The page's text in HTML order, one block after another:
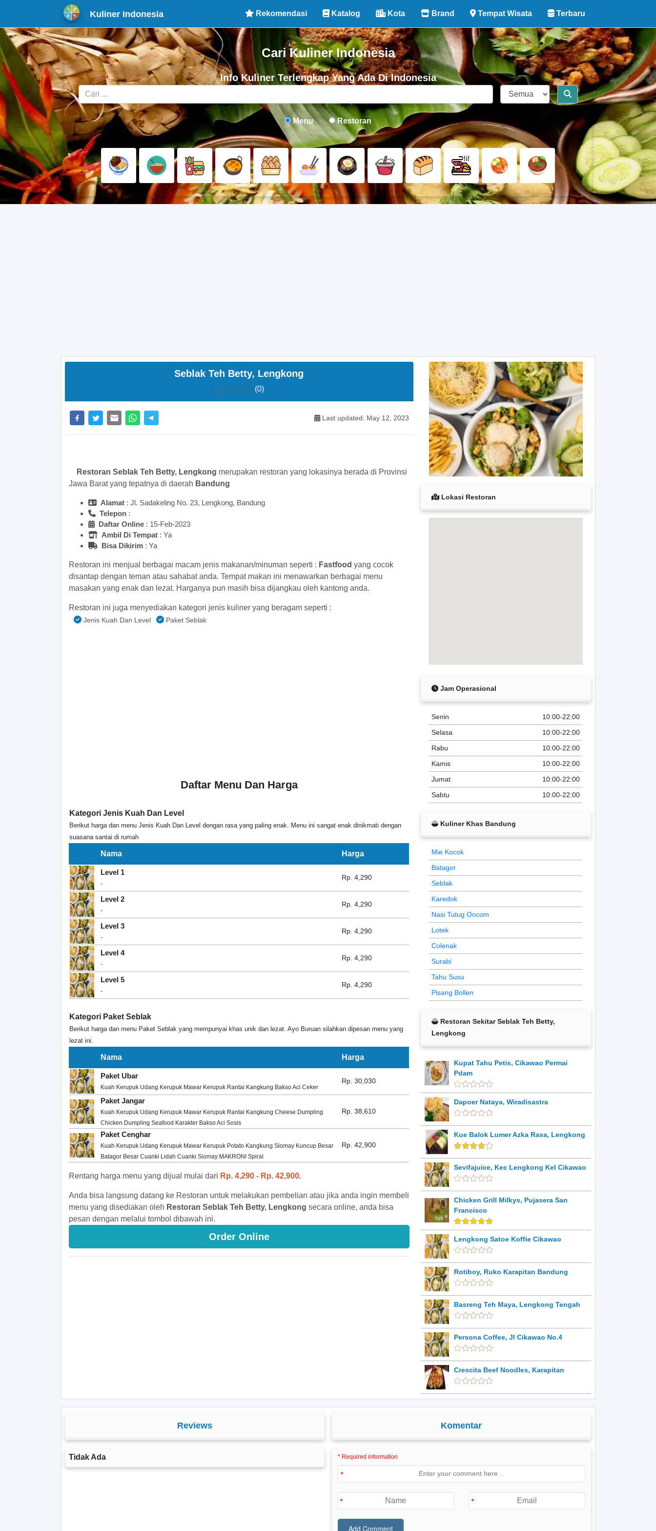
Kuliner Indonesia Rekomendasi Katalog Kota Brand Tempat Wisata Terbaru
Cari Kuliner Indonesia
Info Kuliner Terlengkap Yang Ada Di Indonesia
Menu Restoran
Seblak Teh Betty, Lengkong
(0)
Last updated: May 12, 2023
Restoran Seblak Teh Betty, Lengkong merupakan restoran yang lokasinya berada di Provinsi
Jawa Barat yang tepatnya di daerah Bandung
Alamat : Jl. Sadakeling No. 23, Lengkong, Bandung
Telepon :
Daftar Online : 15-Feb-2023
Ambil Di Tempat : Ya
Bisa Dikirim : Ya
Restoran ini menjual berbagai macam jenis makanan/minuman seperti : Fastfood yang cocok
disantap dengan teman atau sahabat anda. Tempat makan ini menawarkan berbagai menu
masakan yang enak dan lezat. Harganya pun masih bisa dijangkau oleh kantong anda.
Restoran ini juga menyediakan kategori jenis kuliner yang beragam seperti :
Jenis Kuah Dan Level Paket Seblak
Daftar Menu Dan Harga
Kategori Jenis Kuah Dan Level
Berikut harga dan menu Jenis Kuah Dan Level dengan rasa yang paling enak. Menu ini sangat enak dinikmati dengan
suasana santai di rumah
Nama Harga
Level 1
-
Rp. 4,290
Level 2
-
Rp. 4,290
Level 3
-
Rp. 4,290
Level 4
-
Rp. 4,290
Level 5
-
Rp. 4,290
Kategori Paket Seblak
Berikut harga dan menu Paket Seblak yang mempunyai khas unik dan lezat. Ayo Buruan silahkan dipesan menu yang
lezat ini.
Nama Harga
Paket Ubar
Kuah Kerupuk Udang Kerupuk Mawar Kerupuk Rantai Kangkung Bakso Aci Ceker
Rp. 30,030
Paket Jangar
Kuah Kerupuk Udang Kerupuk Mawar Kerupuk Rantai Kangkung Cheese Dumpling
Chicken Dumpling Seafood Karakter Bakso Aci Sosis
Rp. 38,610
Paket Cenghar
Kuah Kerupuk Udang Kerupuk Mawar Kerupuk Potato Kangkung Siomay Kuncup Besar
Batagor Besar Cuanki Lidah Cuanki Siomay MAKRONI Spiral
Rp. 42,900
Rentang harga menu yang dijual mulai dari Rp. 4,290 - Rp. 42,900.
Anda bisa langsung datang ke Restoran untuk melakukan pembelian atau jika anda ingin membeli
menu yang disediakan oleh Restoran Seblak Teh Betty, Lengkong secara online, anda bisa
pesan dengan melalui tombol dibawah ini.
Order Online
Lokasi Restoran
Jam Operasional
Senin
10:00-22:00
Selasa
10:00-22:00
Rabu
10:00-22:00
Kamis
10:00-22:00
Jumat
10:00-22:00
Sabtu
10:00-22:00
Kuliner Khas Bandung
Mie Kocok
Batagor
Seblak
Karedok
Nasi Tutug Oncom
Lotek
Colenak
Surabi
Tahu Susu
Pisang Bollen
Restoran Sekitar Seblak Teh Betty,
Lengkong
Kupat Tahu Petis, Cikawao Permai
Pdam
Dapoer Nataya, Wiradisastra
Kue Balok Lumer Azka Rasa, Lengkong
Sevifajuice, Kec Lengkong Kel Cikawao
Chicken Grill Milkys, Pujasera San
Francisco
Lengkong Satoe Koffie Cikawao
Rotiboy, Ruko Karapitan Bandung
Basreng Teh Maya, Lengkong Tengah
Persona Coffee, Jl Cikawao No.4
Crescita Beef Noodles, Karapitan
Reviews
Tidak Ada
Komentar
* Required information